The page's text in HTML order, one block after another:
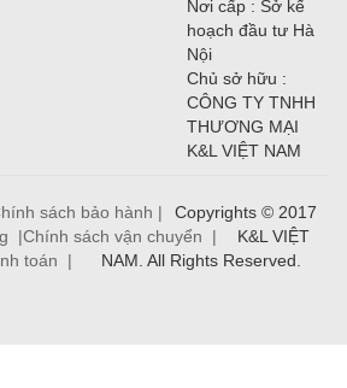
Nơi cấp : Sở kế
hoạch đầu tư Hà
Nội
Chủ sở hữu :
CÔNG TY TNHH
THƯƠNG MẠI
K&L VIỆT NAM
sách bảo hành |
|Chính sách vận chuyển |
toán |
Copyrights © 2017
K&L VIỆT
NAM. All Rights Reserved.